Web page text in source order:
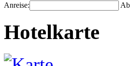
Anreise:
Hotelkarte